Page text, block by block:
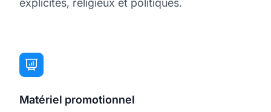
explicites, religieux et politiques.
Matériel promotionnel